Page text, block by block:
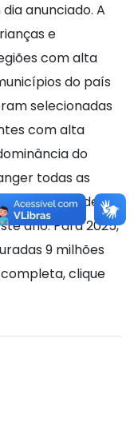
anunciado. A
e
com alta
do país
selecionadas
com alta
do
todas as
dão conta de
ano. Para 2025,
9 milhões
clique